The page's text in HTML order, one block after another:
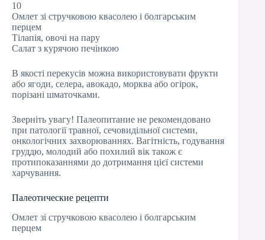
10
Омлет зі стручковою квасолею і болгарським
перцем
Тілапія, овочі на пару
Салат з курячою печінкою
В якості перекусів можна використовувати фрукти
або ягоди, селера, авокадо, морква або огірок,
порізані шматочками.
Зверніть увагу! Палеопитание не рекомендовано
при патології травної, сечовидільної системи,
онкологічних захворюваннях. Вагітність, годування
груддю, молодий або похилий вік також є
протипоказаннями до дотримання цієї системи
харчування.
Палеотические рецепти
Омлет зі стручковою квасолею і болгарським
перцем